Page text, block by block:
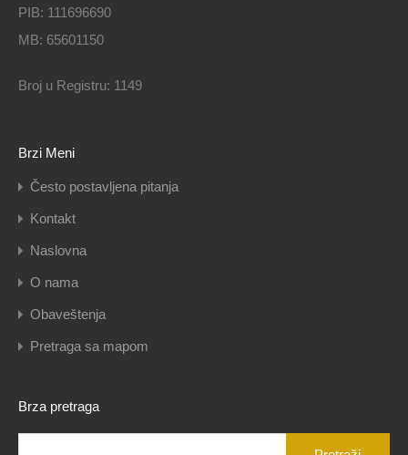
PIB: 111696690
MB: 65601150
Broj u Registru: 1149
Brzi Meni
Često postavljena pitanja
Kontakt
Naslovna
O nama
Obaveštenja
Pretraga sa mapom
Brza pretraga